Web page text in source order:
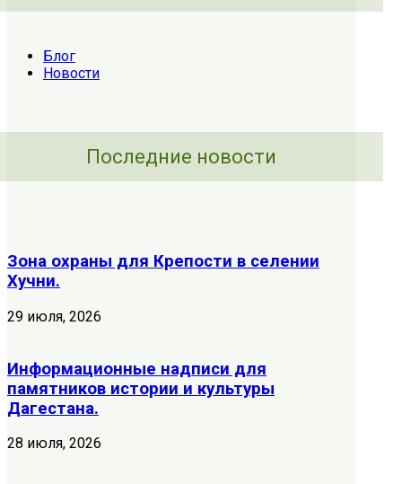
Блог
Новости
Последние новости
Зона охраны для Крепости в селении
Хучни.
29 июля, 2026
Информационные надписи для
памятников истории и культуры
Дагестана.
28 июля, 2026